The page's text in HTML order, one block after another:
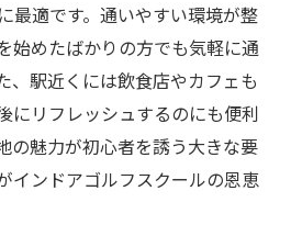
最適です。通いやすい環境が整
始めたばかりの方でも気軽に通
、駅近くには飲食店やカフェも
にリフレッシュするのにも便利
の魅力が初心者を誘う大きな要
インドアゴルフスクールの恩恵